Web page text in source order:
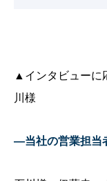
▲インタビューに
川様
—当社の営業担当